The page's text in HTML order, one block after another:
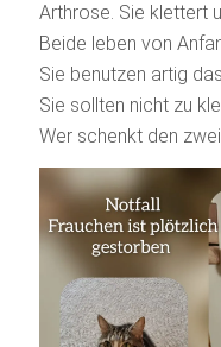
Arthrose. Sie klettert
Beide leben von
Sie benutzen artig
Sie sollten nicht zu
Wer schenkt den